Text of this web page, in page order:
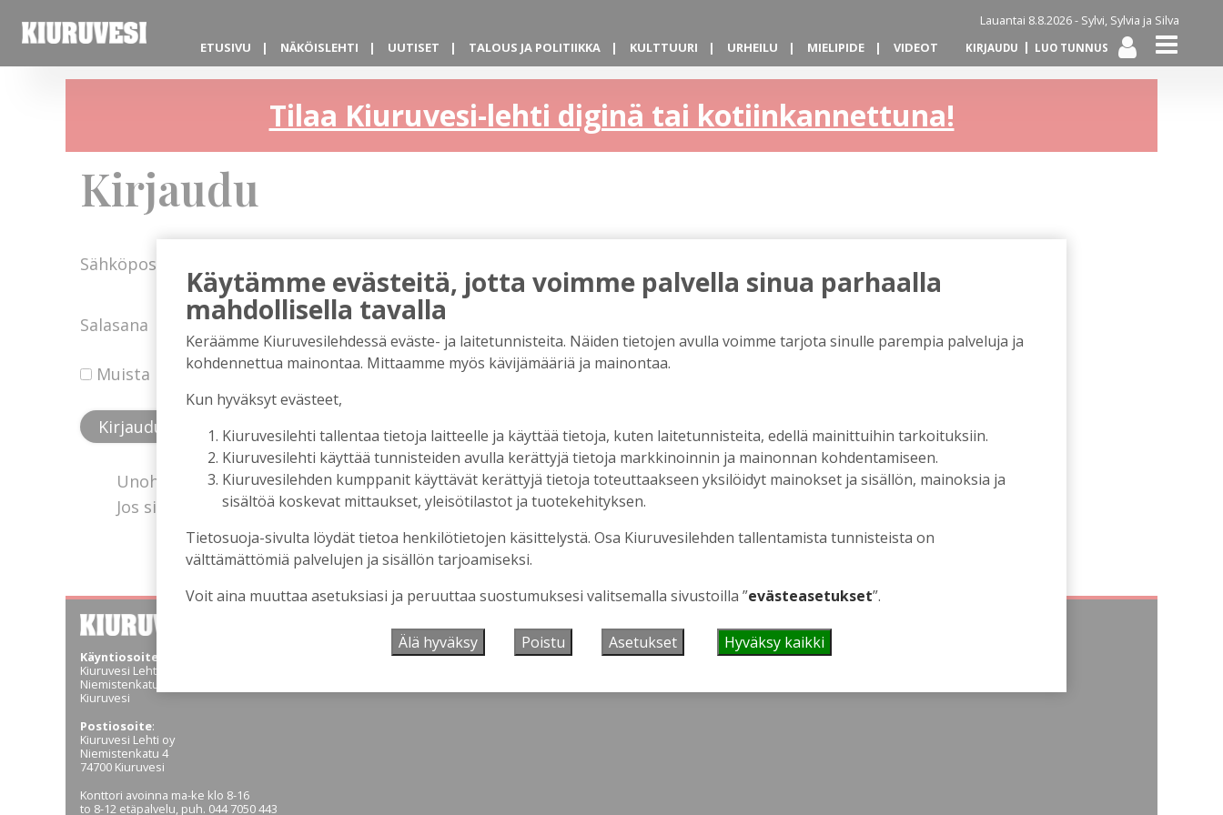
Lauantai 8.8.2026 - Sylvi, Sylvia ja Silva
ETUSIVU
NÄKÖISLEHTI UUTISET TALOUS JA POLITIIKKA KULTTUURI URHEILU MIELIPIDE VIDEOT KIRJAUDU LUO TUNNUS
Tilaa Kiuruvesi-lehti diginä tai kotiinkannettuna!
Kirjaudu
Sähköposti
Salasana
Muista minut
Unohtuiko salasana?
Jos sinulla ei ole vielä tunnusta, hanki se tästä.
Käyntiosoite
Kiuruvesi Lehti oy
Niemistenkatu 4
Kiuruvesi
Postiosoite:
Kiuruvesi Lehti oy
Niemistenkatu 4
74700 Kiuruvesi
Konttori avoinna ma-ke klo 8-16
to 8-12 etäpalvelu, puh. 044 7050 443
Käytämme evästeitä, jotta voimme palvella sinua parhaalla
mahdollisella tavalla
Keräämme Kiuruvesilehdessä eväste- ja laitetunnisteita. Näiden tietojen avulla voimme tarjota sinulle parempia palveluja ja
kohdennettua mainontaa. Mittaamme myös kävijämääriä ja mainontaa.
Kun hyväksyt evästeet,
Kiuruvesilehti tallentaa tietoja laitteelle ja käyttää tietoja, kuten laitetunnisteita, edellä mainittuihin tarkoituksiin.
Kiuruvesilehti käyttää tunnisteiden avulla kerättyjä tietoja markkinoinnin ja mainonnan kohdentamiseen.
Kiuruvesilehden kumppanit käyttävät kerättyjä tietoja toteuttaakseen yksilöidyt mainokset ja sisällön, mainoksia ja
sisältöä koskevat mittaukset, yleisötilastot ja tuotekehityksen.
Tietosuoja-sivulta löydät tietoa henkilötietojen käsittelystä. Osa Kiuruvesilehden tallentamista tunnisteista on
välttämättömiä palvelujen ja sisällön tarjoamiseksi.
Voit aina muuttaa asetuksiasi ja peruuttaa suostumuksesi valitsemalla sivustoilla ”evästeasetukset”.
Älä hyväksy Poistu Asetukset Hyväksy kaikki